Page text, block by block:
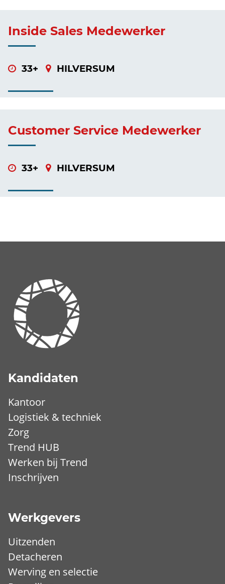
Inside Sales Medewerker
33+ HILVERSUM
Customer Service Medewerker
33+ HILVERSUM
Kandidaten
Kantoor
Logistiek & techniek
Zorg
Trend HUB
Werken bij Trend
Inschrijven
Werkgevers
Uitzenden
Detacheren
Werving en selectie